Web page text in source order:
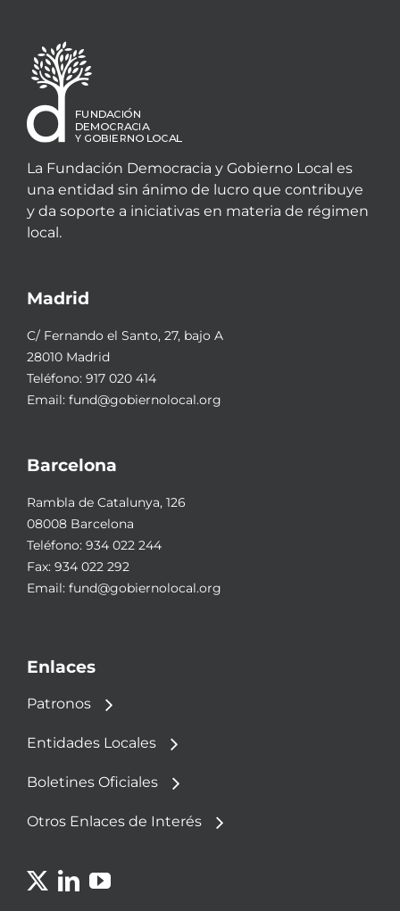
La Fundación Democracia y Gobierno Local es
una entidad sin ánimo de lucro que contribuye
y da soporte a iniciativas en materia de régimen
local.
Madrid
C/ Fernando el Santo, 27, bajo A
28010 Madrid
Teléfono: 917 020 414
Email: fund@gobiernolocal.org
Barcelona
Rambla de Catalunya, 126
08008 Barcelona
Teléfono: 934 022 244
Fax: 934 022 292
Email: fund@gobiernolocal.org
Enlaces
Patronos
Entidades Locales
Boletines Oficiales
Otros Enlaces de Interés